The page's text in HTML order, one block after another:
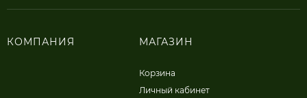
КОМПАНИЯ МАГАЗИН
Корзина
Личный кабинет